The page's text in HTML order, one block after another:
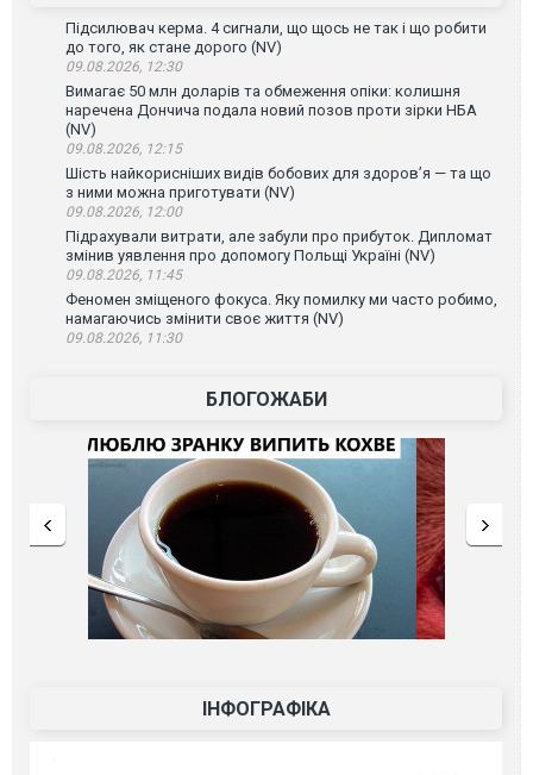
Підсилювач керма. 4 сигнали, що щось не так і що робити
до того, як стане дорого (NV)
09.08.2026, 12:30
Вимагає 50 млн доларів та обмеження опіки: колишня
наречена Дончича подала новий позов проти зірки НБА
(NV)
09.08.2026, 12:15
Шість найкорисніших видів бобових для здоров’я — та що
з ними можна приготувати (NV)
09.08.2026, 12:00
Підрахували витрати, але забули про прибуток. Дипломат
змінив уявлення про допомогу Польщі Україні (NV)
09.08.2026, 11:45
Феномен зміщеного фокуса. Яку помилку ми часто робимо,
намагаючись змінити своє життя (NV)
09.08.2026, 11:30
БЛОГОЖАБИ
ІНФОГРАФІКА